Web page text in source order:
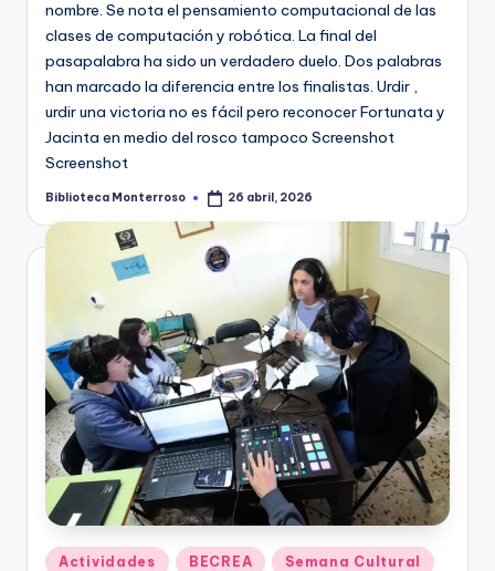
nombre. Se nota el pensamiento computacional de las
clases de computación y robótica. La final del
pasapalabra ha sido un verdadero duelo. Dos palabras
han marcado la diferencia entre los finalistas. Urdir ,
urdir una victoria no es fácil pero reconocer Fortunata y
Jacinta en medio del rosco tampoco Screenshot
Screenshot
Publicado
Biblioteca Monterroso 26 abril, 2026
Publicado
Actividades BECREA Semana Cultural